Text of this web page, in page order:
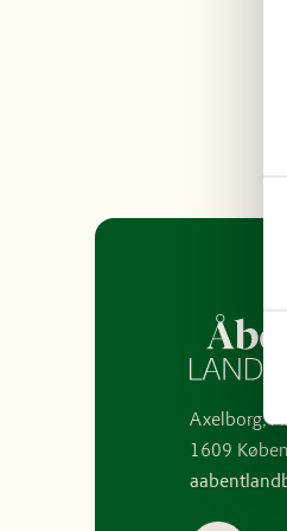
Axelborg,
1609